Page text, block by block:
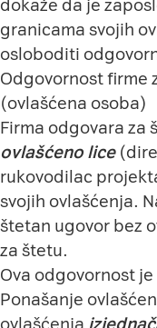
dokaže da je
granicama svojih
osloboditi
Odgovornost firme
(ovlašćena osoba)
Firma odgovara za
ovlašćeno lice
rukovodilac
svojih ovlašćenja.
štetan ugovor bez
za štetu.
Ova odgovornost je
Ponašanje